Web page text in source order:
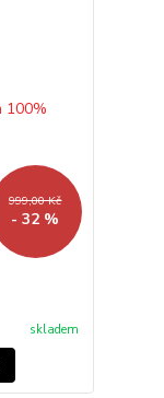
999,00 Kč
- 32 %
skladem